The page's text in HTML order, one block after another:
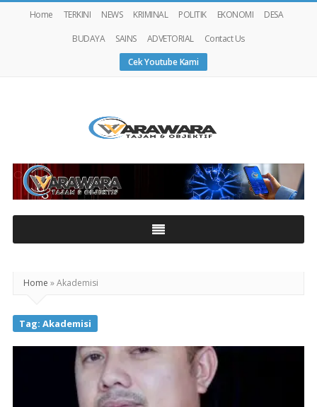
Home TERKINI NEWS KRIMINAL POLITIK EKONOMI
DESA
BUDAYA
SAINS ADVETORIAL
Contact Us
Cek Youtube Kami
Warawaranews
Home »Akademisi
Tag: Akademisi